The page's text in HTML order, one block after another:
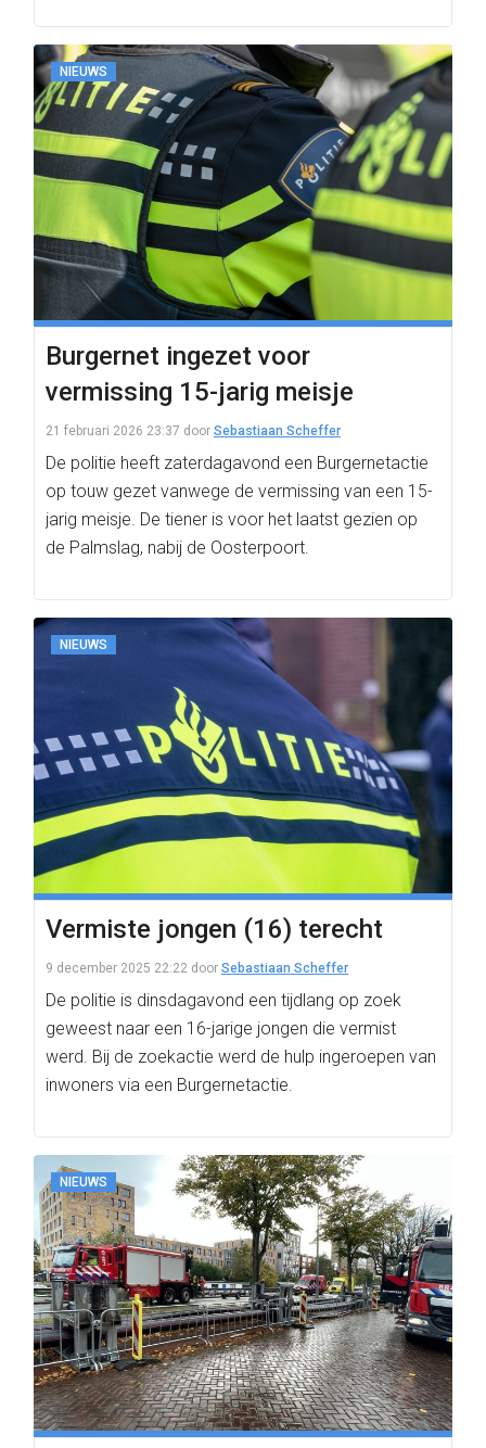
NIEUWS
Burgernet ingezet voor
vermissing 15-jarig meisje
21 februari 2026 23:37 door Sebastiaan Scheffer
De politie heeft zaterdagavond een Burgernetactie
op touw gezet vanwege de vermissing van een 15-
jarig meisje. De tiener is voor het laatst gezien op
de Palmslag, nabij de Oosterpoort.
NIEUWS
Vermiste jongen (16) terecht
9 december 2025 22:22 door Sebastiaan Scheffer
De politie is dinsdagavond een tijdlang op zoek
geweest naar een 16-jarige jongen die vermist
werd. Bij de zoekactie werd de hulp ingeroepen van
inwoners via een Burgernetactie.
NIEUWS